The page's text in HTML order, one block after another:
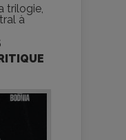
trilogie,
à